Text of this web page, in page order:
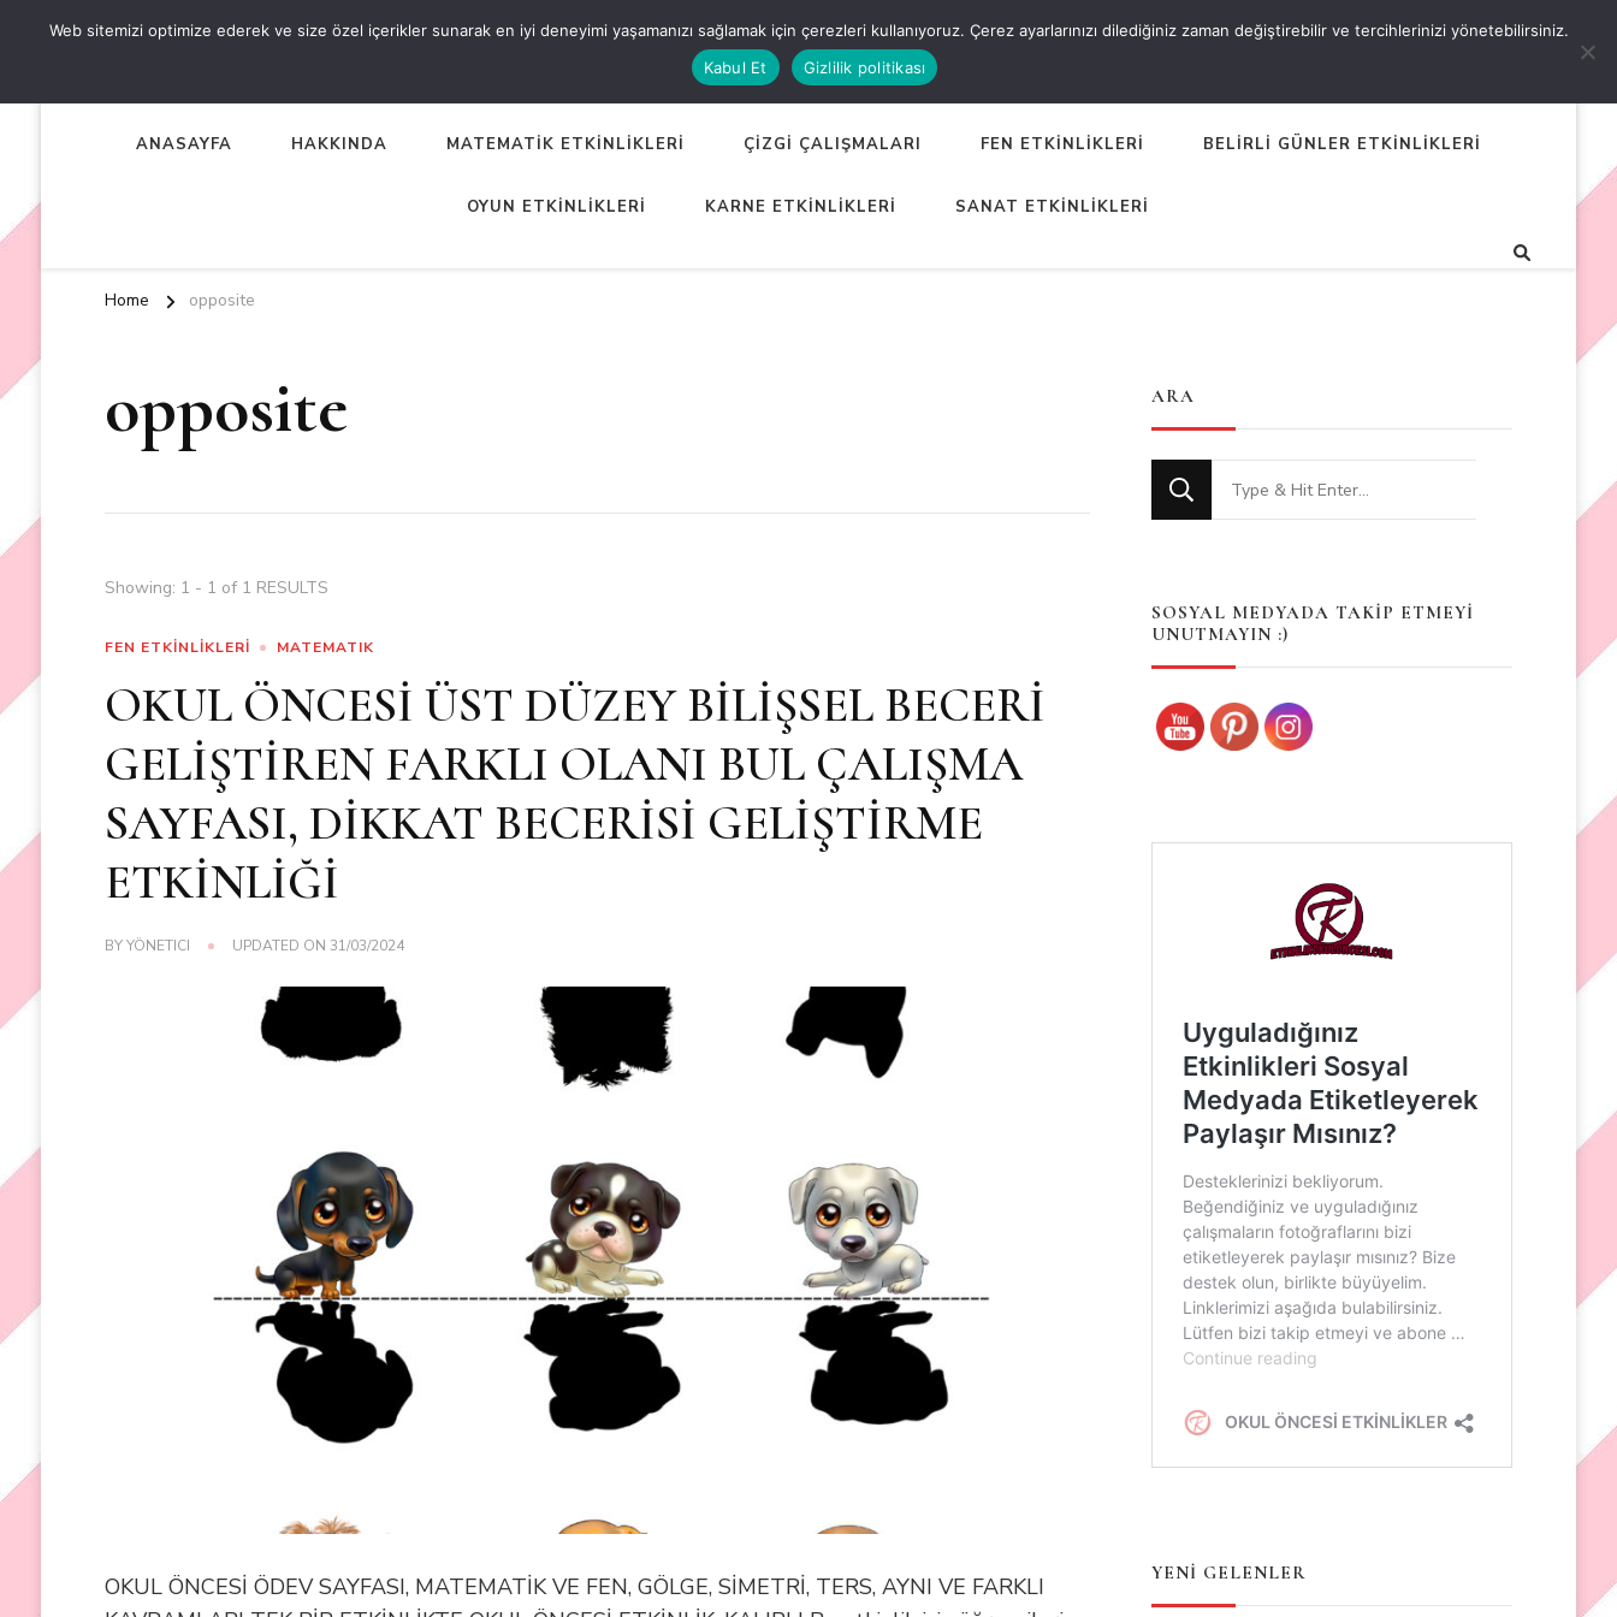
OKUL ÖNCESİ ETKİNLİKLER
ANASAYFA HAKKINDA MATEMATİK ETKİNLİKLERİ ÇİZGİ ÇALIŞMALARI FEN ETKİNLİKLERİ BELİRLİ GÜNLER ETKİNLİKLERİ
OYUN ETKİNLİKLERİ KARNE ETKİNLİKLERİ SANAT ETKİNLİKLERİ
Home opposite
opposite
Showing: 1 - 1 of 1 RESULTS
FEN ETKİNLİKLERİ MATEMATIK
OKUL ÖNCESİ ÜST DÜZEY BİLİŞSEL BECERİ
GELİŞTİREN FARKLI OLANI BUL ÇALIŞMA
SAYFASI, DİKKAT BECERİSİ GELİŞTİRME
ETKİNLİĞİ
BYYÖNETICI UPDATED ON 31/03/2024
OKUL ÖNCESİ ÖDEV SAYFASI, MATEMATİK VE FEN, GÖLGE, SİMETRİ, TERS, AYNI VE FARKLI
ARA
Looking
for
SOSYAL MEDYADA TAKİP ETMEYİ
UNUTMAYIN :)
YENİ GELENLER
Web sitemizi optimize ederek ve size özel içerikler sunarak en iyi deneyimi yaşamanızı sağlamak için çerezleri kullanıyoruz. Çerez ayarlarınızı dilediğiniz zaman değiştirebilir ve tercihlerinizi yönetebilirsiniz.
Kabul Et
Gizlilik politikası